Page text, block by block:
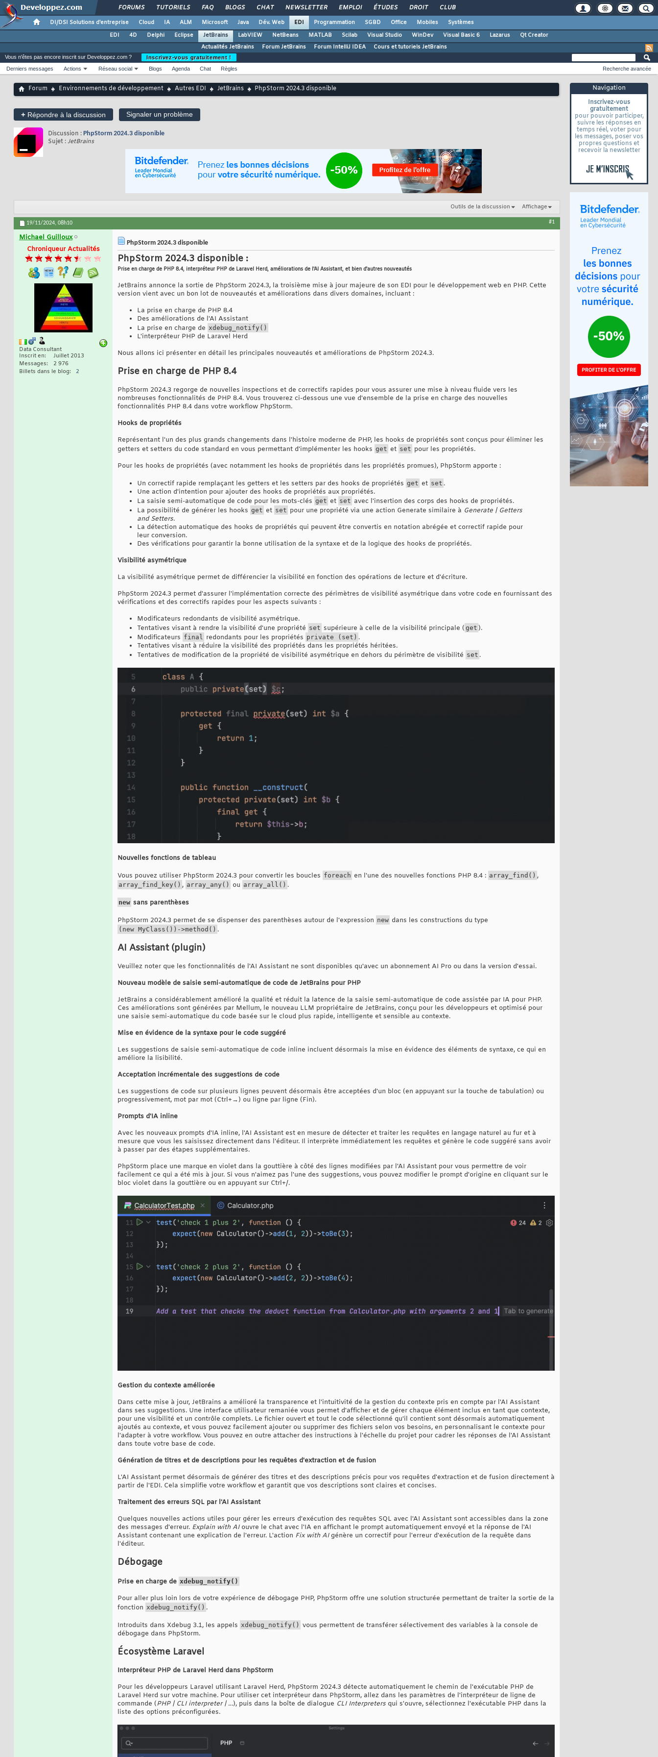
FORUMS TUTORIELS FAQ BLOGS CHAT NEWSLETTER EMPLOI ÉTUDES DROIT CLUB
DI/DSI Solutions d'entreprise Cloud IA ALM Microsoft Java Dév. Web EDI Programmation SGBD Office Mobiles
Systèmes
EDI
4D Delphi Eclipse JetBrains LabVIEW NetBeans MATLAB Scilab Visual Studio WinDev Visual Basic 6 Lazarus
Qt Creator
Actualités JetBrains
Forum JetBrains Forum IntelliJ IDEA Cours et tutoriels JetBrains
Navigation
Inscrivez-vous
gratuitement
pour pouvoir participer,
suivre les réponses en
temps réel, voter pour
les messages, poser vos
propres questions et
recevoir la newsletter
Vous n'êtes pas encore inscrit sur Developpez.com ?
Inscrivez-vous gratuitement !
Derniers messages
Actions Réseau social Blogs Agenda Chat Règles Recherche avancée
Forum Environnements de développement Autres EDI JetBrains PhpStorm 2024.3 disponible
+ Répondre à la discussion Signaler un problème
Discussion : PhpStorm 2024.3 disponible
Sujet :JetBrains
Outils de la discussion Affichage
19/11/2024, 08h10 #1
Michael Guilloux
Chroniqueur Actualités
Data Consultant
Inscrit en
Juillet 2013
Messages
2 976
Billets dans le blog
2
PhpStorm 2024.3 disponible
PhpStorm 2024.3 disponible :
Prise en charge de PHP 8.4, interpréteur PHP de Laravel Herd, améliorations de l'AI Assistant, et bien d'autres nouveautés
JetBrains annonce la sortie de PhpStorm 2024.3, la troisième mise à jour majeure de son EDI pour le développement web en PHP. Cette
version vient avec un bon lot de nouveautés et améliorations dans divers domaines, incluant :
La prise en charge de PHP 8.4
Des améliorations de l'AI Assistant
La prise en charge de xdebug_notify()
L'interpréteur PHP de Laravel Herd
Nous allons ici présenter en détail les principales nouveautés et améliorations de PhpStorm 2024.3.
Prise en charge de PHP 8.4
PhpStorm 2024.3 regorge de nouvelles inspections et de correctifs rapides pour vous assurer une mise à niveau fluide vers les
nombreuses fonctionnalités de PHP 8.4. Vous trouverez ci-dessous une vue d'ensemble de la prise en charge des nouvelles
fonctionnalités PHP 8.4 dans votre workflow PhpStorm.
Hooks de propriétés
Représentant l'un des plus grands changements dans l'histoire moderne de PHP, les hooks de propriétés sont conçus pour éliminer les
getters et setters du code standard en vous permettant d'implémenter les hooks get et set pour les propriétés.
Pour les hooks de propriétés (avec notamment les hooks de propriétés dans les propriétés promues), PhpStorm apporte :
Un correctif rapide remplaçant les getters et les setters par des hooks de propriétés get et set .
Une action d'intention pour ajouter des hooks de propriétés aux propriétés.
La saisie semi-automatique de code pour les mots-clés get et set avec l'insertion des corps des hooks de propriétés.
La possibilité de générer les hooks get et set pour une propriété via une action Generate similaire à Generate | Getters
and Setters.
La détection automatique des hooks de propriétés qui peuvent être convertis en notation abrégée et correctif rapide pour
leur conversion.
Des vérifications pour garantir la bonne utilisation de la syntaxe et de la logique des hooks de propriétés.
Visibilité asymétrique
La visibilité asymétrique permet de différencier la visibilité en fonction des opérations de lecture et d'écriture.
PhpStorm 2024.3 permet d'assurer l'implémentation correcte des périmètres de visibilité asymétrique dans votre code en fournissant des
vérifications et des correctifs rapides pour les aspects suivants :
Modificateurs redondants de visibilité asymétrique.
Tentatives visant à rendre la visibilité d'une propriété set supérieure à celle de la visibilité principale ( get ).
Modificateurs final redondants pour les propriétés private (set) .
Tentatives visant à réduire la visibilité des propriétés dans les propriétés héritées.
Tentatives de modification de la propriété de visibilité asymétrique en dehors du périmètre de visibilité set .
Nouvelles fonctions de tableau
Vous pouvez utiliser PhpStorm 2024.3 pour convertir les boucles foreach en l'une des nouvelles fonctions PHP 8.4 : array_find() ,
array_find_key() , array_any() ou array_all() .
new sans parenthèses
PhpStorm 2024.3 permet de se dispenser des parenthèses autour de l'expression new dans les constructions du type
(new MyClass())->method() .
AI Assistant (plugin)
Veuillez noter que les fonctionnalités de l'AI Assistant ne sont disponibles qu'avec un abonnement AI Pro ou dans la version d'essai.
Nouveau modèle de saisie semi-automatique de code de JetBrains pour PHP
JetBrains a considérablement amélioré la qualité et réduit la latence de la saisie semi-automatique de code assistée par IA pour PHP.
Ces améliorations sont générées par Mellum, le nouveau LLM propriétaire de JetBrains, conçu pour les développeurs et optimisé pour
une saisie semi-automatique du code basée sur le cloud plus rapide, intelligente et sensible au contexte.
Mise en évidence de la syntaxe pour le code suggéré
Les suggestions de saisie semi-automatique de code inline incluent désormais la mise en évidence des éléments de syntaxe, ce qui en
améliore la lisibilité.
Acceptation incrémentale des suggestions de code
Les suggestions de code sur plusieurs lignes peuvent désormais être acceptées d'un bloc (en appuyant sur la touche de tabulation) ou
progressivement, mot par mot (Ctrl+→) ou ligne par ligne (Fin).
Prompts d'IA inline
Avec les nouveaux prompts d'IA inline, l'AI Assistant est en mesure de détecter et traiter les requêtes en langage naturel au fur et à
mesure que vous les saisissez directement dans l'éditeur. Il interprète immédiatement les requêtes et génère le code suggéré sans avoir
à passer par des étapes supplémentaires.
PhpStorm place une marque en violet dans la gouttière à côté des lignes modifiées par l'AI Assistant pour vous permettre de voir
facilement ce qui a été mis à jour. Si vous n'aimez pas l'une des suggestions, vous pouvez modifier le prompt d'origine en cliquant sur le
bloc violet dans la gouttière ou en appuyant sur Ctrl+/.
Gestion du contexte améliorée
Dans cette mise à jour, JetBrains a amélioré la transparence et l'intuitivité de la gestion du contexte pris en compte par l'AI Assistant
dans ses suggestions. Une interface utilisateur remaniée vous permet d'afficher et de gérer chaque élément inclus en tant que contexte,
pour une visibilité et un contrôle complets. Le fichier ouvert et tout le code sélectionné qu'il contient sont désormais automatiquement
ajoutés au contexte, et vous pouvez facilement ajouter ou supprimer des fichiers selon vos besoins, en personnalisant le contexte pour
l'adapter à votre workflow. Vous pouvez en outre attacher des instructions à l'échelle du projet pour cadrer les réponses de l'AI Assistant
dans toute votre base de code.
Génération de titres et de descriptions pour les requêtes d'extraction et de fusion
L'AI Assistant permet désormais de générer des titres et des descriptions précis pour vos requêtes d'extraction et de fusion directement à
partir de l'EDI. Cela simplifie votre workflow et garantit que vos descriptions sont claires et concises.
Traitement des erreurs SQL par l'AI Assistant
Quelques nouvelles actions utiles pour gérer les erreurs d'exécution des requêtes SQL avec l'AI Assistant sont accessibles dans la zone
des messages d'erreur. Explain with AIouvre le chat avec l'IA en affichant le prompt automatiquement envoyé et la réponse de l'AI
Assistant contenant une explication de l'erreur. L'action Fix with AIgénère un correctif pour l'erreur d'exécution de la requête dans
l'éditeur.
Débogage
Prise en charge de xdebug_notify()
Pour aller plus loin lors de votre expérience de débogage PHP, PhpStorm offre une solution structurée permettant de traiter la sortie de la
fonction xdebug_notify() .
Introduits dans Xdebug 3.1, les appels xdebug_notify() vous permettent de transférer sélectivement des variables à la console de
débogage dans PhpStorm.
Écosystème Laravel
Interpréteur PHP de Laravel Herd dans PhpStorm
Pour les développeurs Laravel utilisant Laravel Herd, PhpStorm 2024.3 détecte automatiquement le chemin de l'exécutable PHP de
Laravel Herd sur votre machine. Pour utiliser cet interpréteur dans PhpStorm, allez dans les paramètres de l'interpréteur de ligne de
commande (PHP | CLI interpreter | …), puis dans la boîte de dialogue CLI Interpreters qui s'ouvre, sélectionnez l'exécutable PHP dans la
liste des options préconfigurées.